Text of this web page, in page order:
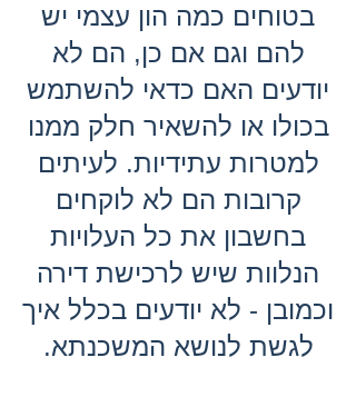
בטוחים כמה הון עצמי יש
להם וגם אם כן, הם לא
יודעים האם כדאי להשתמש
בכולו או להשאיר חלק ממנו
למטרות עתידיות. לעיתים
קרובות הם לא לוקחים
בחשבון את כל העלויות
הנלוות שיש לרכישת דירה
וכמובן - לא יודעים בכלל איך
לגשת לנושא המשכנתא.